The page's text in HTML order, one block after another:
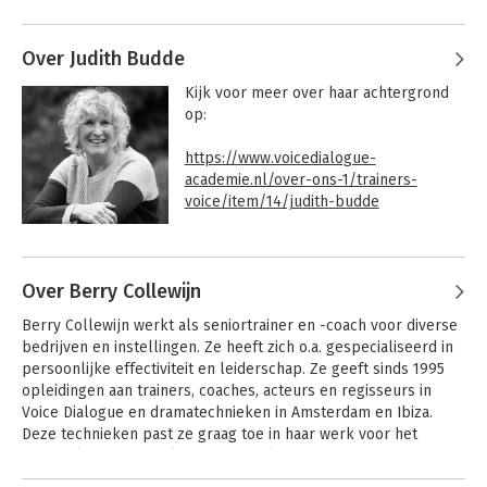
Karin is tevens opleider bij de Voice
met Judith Budde, coaches en trainers
opleidt in het werken met Voice
Ze studeerde Algemene Sociale
Wetenschappen in Utrecht en tijdens
trainersvak. De verdere knepen van het
vak leert ze bij KPCgroep, een bureau
voor onderwijsondersteuning en later
bij trainingsbureau De Boertiengroep
waar zij negen jaar werkt. In die periode
maakt ze via Lex Mulder kennis met
psychodrama, waarin je de essentie van
een vraag verbeeldt in spel in plaats
Dialogue
Over Judith Budde
Kijk voor meer over haar achtergrond
op:
https://www.voicedialogue-
academie.nl/over-ons-1/trainers-
voice/item/14/judith-budde
Andere boeken door Judith Budde
Over Berry Collewijn
Berry Collewijn werkt als seniortrainer en -coach voor diverse
bedrijven en instellingen. Ze heeft zich o.a. gespecialiseerd in
persoonlijke effectiviteit en leiderschap. Ze geeft sinds 1995
opleidingen aan trainers, coaches, acteurs en regisseurs in
Voice Dialogue en dramatechnieken in Amsterdam en Ibiza.
Deze technieken past ze graag toe in haar werk voor het
Mulder en Judith Budde.